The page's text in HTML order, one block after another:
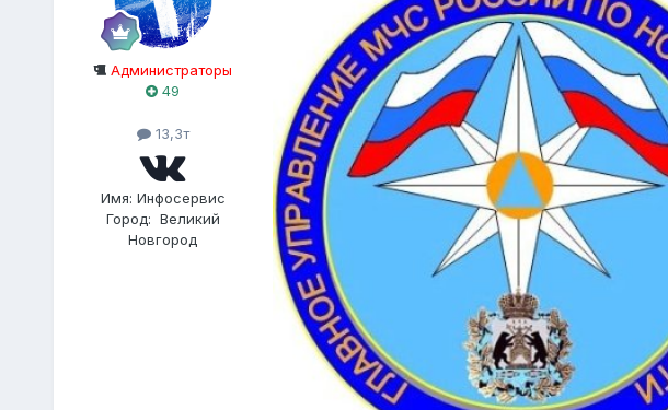
Администраторы
49
13,3т
Имя: Инфосервис
Город: Великий
Новгород